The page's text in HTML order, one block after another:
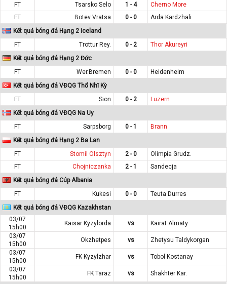
FT
Tsarsko Selo 1 - 4
Cherno More
FT
Botev Vratsa 0 - 0
Arda Kardzhali
Kết quả bóng đá Hạng 2 Iceland
FT
Trottur Rey. 0 - 2
Thor Akureyri
Kết quả bóng đá Hạng 2 Đức
FT
Wer.Bremen 0 - 0
Heidenheim
Kết quả bóng đá VĐQG Thổ Nhĩ Kỳ
FT
Sion 0 - 2
Luzern
Kết quả bóng đá VĐQG Na Uy
FT
Sarpsborg 0 - 1
Brann
Kết quả bóng đá Hạng 2 Ba Lan
FT
Stomil Olsztyn 2 - 0
Olimpia Grudz.
FT
Chojniczanka 2 - 1
Sandecja
Kết quả bóng đá Cúp Albania
FT
Kukesi 0 - 0
Teuta Durres
Kết quả bóng đá VĐQG Kazakhstan
03/07
15h00
Kaisar Kyzylorda vs
Kairat Almaty
03/07
15h00
Okzhetpes vs
Zhetysu Taldykorgan
03/07
15h00
FK Kyzylzhar vs
Tobol Kostanay
03/07
15h00
FK Taraz vs Shakhter Kar.